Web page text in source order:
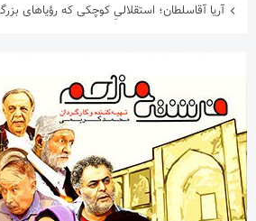
آریا آقاسلطان؛ استقلالیِ کوچکی که رؤیاهای